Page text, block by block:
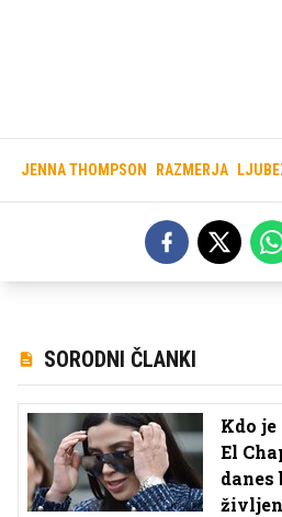
JENNA THOMPSON RAZMERJA
SORODNI ČLANKI
Kdo
El
danes